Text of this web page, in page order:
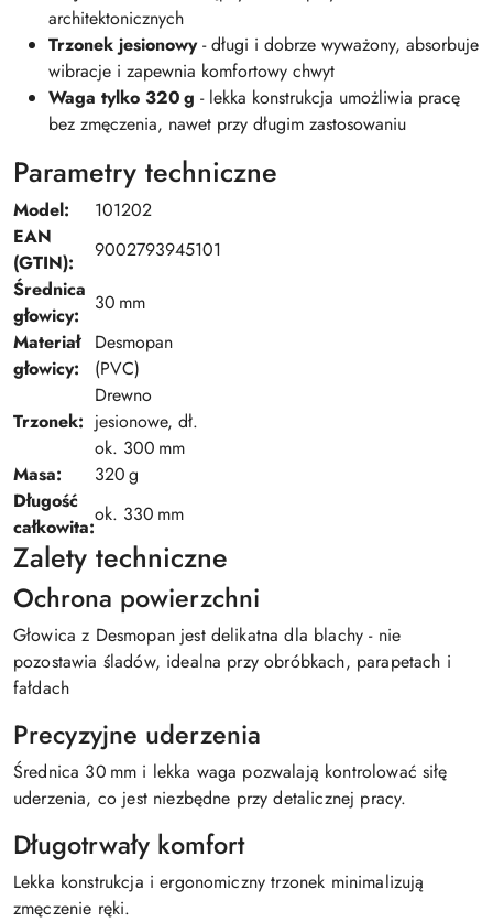
architektonicznych
Trzonek jesionowy- długi i dobrze wyważony, absorbuje
wibracje i zapewnia komfortowy chwyt
Waga tylko 320 g - lekka konstrukcja umożliwia pracę
bez zmęczenia, nawet przy długim zastosowaniu
Parametry techniczne
Model:
101202
EAN
(GTIN):
9002793945101
Średnica
głowicy:
30 mm
Materiał
głowicy:
Desmopan
(PVC)
Trzonek:
Drewno
jesionowe, dł.
ok. 300 mm
Masa:
320 g
Długość
całkowita:
ok. 330 mm
Zalety techniczne
Ochrona powierzchni
Głowica z Desmopan jest delikatna dla blachy - nie
pozostawia śladów, idealna przy obróbkach, parapetach i
fałdach
Precyzyjne uderzenia
Średnica 30 mm i lekka waga pozwalają kontrolować siłę
uderzenia, co jest niezbędne przy detalicznej pracy.
Długotrwały komfort
Lekka konstrukcja i ergonomiczny trzonek minimalizują
zmęczenie ręki.